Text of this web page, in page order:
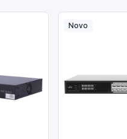
Novo